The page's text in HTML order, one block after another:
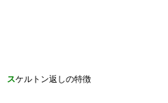
スケルトン返しの特徴